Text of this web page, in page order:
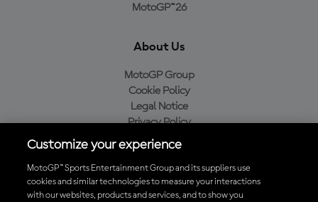
MotoGP™26
About Us
MotoGP Group
Cookie Policy
Legal Notice
Privacy Policy
Purchase Policy
Baixe o aplicativo oficial da MotoGP™
Customize your experience
MotoGP™ Sports Entertainment Group and its suppliers use
cookies and similar technologies to measure your interactions
with our websites, products and services, and to show you